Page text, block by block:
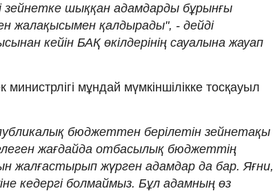
зейнетке шыққан адамдарды бұрынғы
жалақысымен қалдырады", - дейді
кейін БАҚ өкілдерінің сауалына жауап
мұндай мүмкіншілікке тосқауыл
бюджеттен берілетін зейнетақы
жағдайда отбасылық бюджеттің
жалғастырып жүрген адамдар да бар. Яғни,
кедергі болмаймыз. Бұл адамның өз